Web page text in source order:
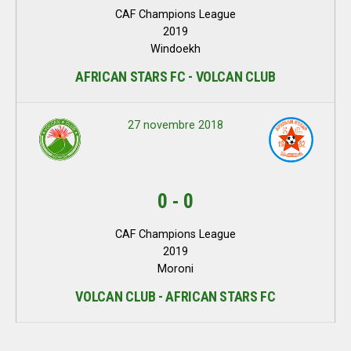
CAF Champions League
2019
Windoekh
AFRICAN STARS FC - VOLCAN CLUB
27 novembre 2018
0 - 0
CAF Champions League
2019
Moroni
VOLCAN CLUB - AFRICAN STARS FC